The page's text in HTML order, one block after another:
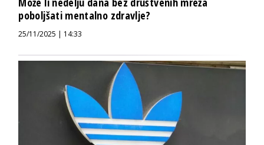
poboljšati mentalno zdravlje?
25/11/2025 | 14:33